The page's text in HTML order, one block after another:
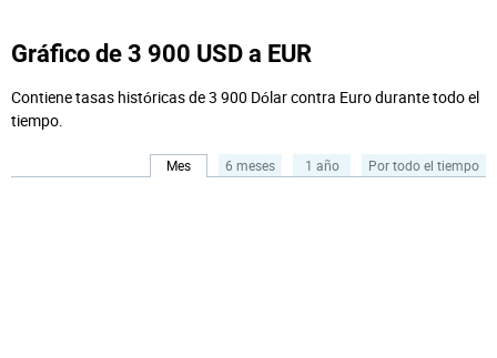
Gráfico de 3 900 USD a EUR
Contiene tasas históricas de 3 900 Dólar contra Euro durante todo el
tiempo.
Mes 6 meses 1 año Por todo el tiempo